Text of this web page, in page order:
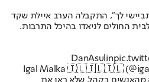
לך", התקבלה הערב איילת שקד
החולים לניאדו בהיכל התרבות.